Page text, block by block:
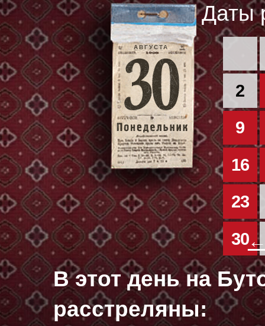
АВГУСТА
Даты
2
9
16
23
30←
В этот день на
расстреляны: